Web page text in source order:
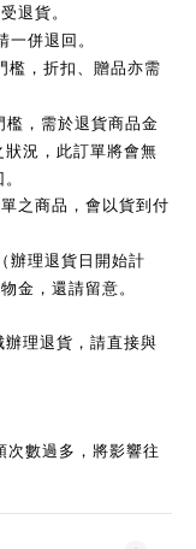
退貨。
併退回。
檻，折扣、贈品亦需
檻，需於退貨商品金
況，此訂單將會無
之商品，會以貨到付
辦理退貨日開始計
金，還請留意。
理退貨，請直接與
次數過多，將影響往